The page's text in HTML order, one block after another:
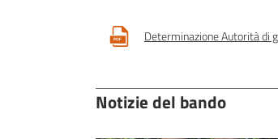
Determinazione Autorità di
Notizie del bando